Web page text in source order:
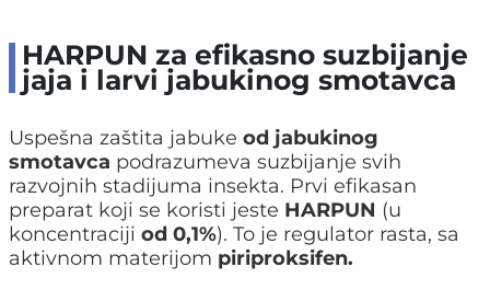
HARPUN za efikasno suzbijanje
jaja i larvi jabukinog smotavca
Uspešna zaštita jabuke od jabukinog
smotavca podrazumeva suzbijanje svih
razvojnih stadijuma insekta. Prvi efikasan
preparat koji se koristi jeste HARPUN (u
koncentraciji od 0,1%). To je regulator rasta, sa
aktivnom materijom piriproksifen.